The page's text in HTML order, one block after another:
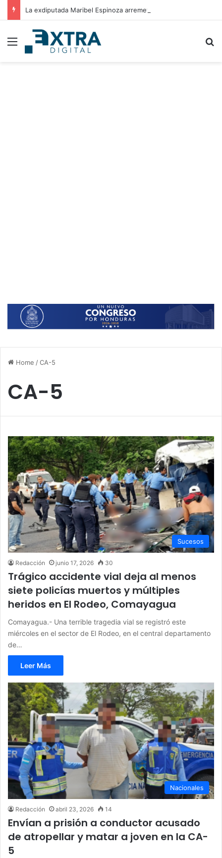
Menu
Home /CA-5
CA-5
Sucesos
Redacción junio 17, 2026 30
Trágico accidente vial deja al menos
siete policías muertos y múltiples
heridos en El Rodeo, Comayagua
Comayagua.- Una terrible tragedia vial se registró este
miércoles en el sector de El Rodeo, en el central departamento
de…
Leer Más
Nacionales
Redacción abril 23, 2026 14
Envían a prisión a conductor acusado
de atropellar y matar a joven en la CA-
5